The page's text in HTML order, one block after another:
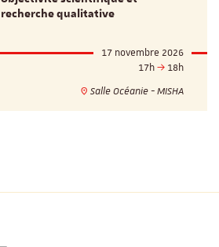
recherche qualitative
17 novembre 2026
17h
18h
Salle Océanie - MISHA